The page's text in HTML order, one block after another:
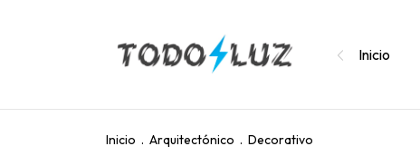
Inicio
Inicio . Arquitectónico . Decorativo